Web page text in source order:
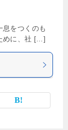
息をつくのも
めに、社 […]